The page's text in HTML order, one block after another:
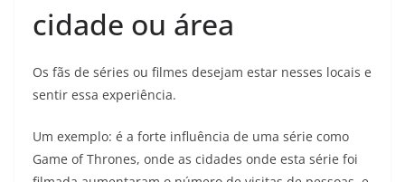
cidade ou área
Os fãs de séries ou filmes desejam estar nesses locais e
sentir essa experiência.
Um exemplo: é a forte influência de uma série como
Game of Thrones, onde as cidades onde esta série foi